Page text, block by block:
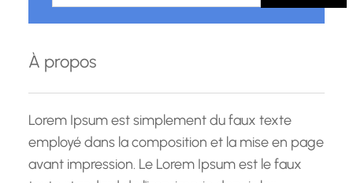
h
r
c
h
À propos
Lorem Ipsum est simplement du faux texte
employé dans la composition et la mise en page
avant impression. Le Lorem Ipsum est le faux